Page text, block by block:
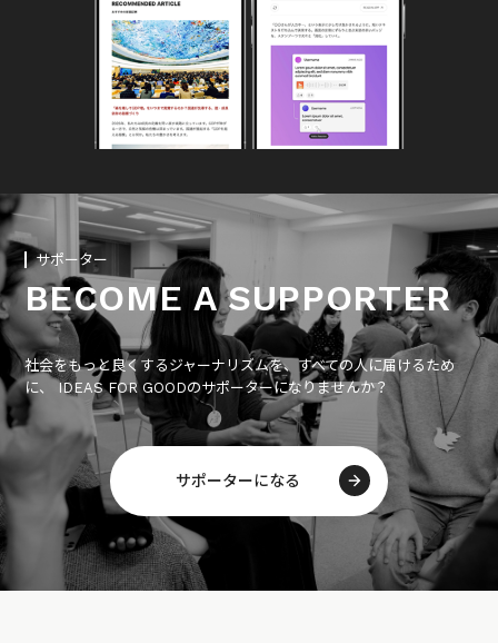
サポーター
BECOME A SUPPORTER
社会をもっと良くするジャーナリズムを、すべての人に届けるため
に、 IDEAS FOR GOODのサポーターになりませんか？
サポーターになる